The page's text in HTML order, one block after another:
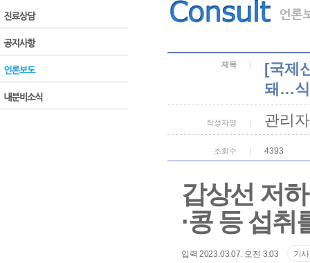
제목
[국제
돼…식
작성자명 관리자
조회수 4393
갑상선 저
·콩 등 섭취
입력 2023.03.07. 오전 3:03 기